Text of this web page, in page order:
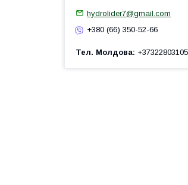
hydrolider7@gmail.com
+380 (66) 350-52-66
Тел. Молдова +37322803105